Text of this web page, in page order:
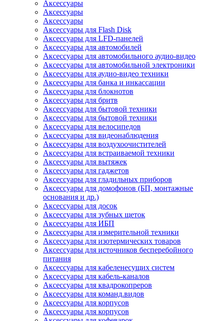
Аксессуары
Аксессуары
Аксессуары
Аксессуары для Flash Disk
Аксессуары для LFD-панелей
Аксессуары для автомобилей
Аксессуары для автомобильного аудио-видео
Аксессуары для автомобильной электроники
Аксессуары для аудио-видео техники
Аксессуары для банка и инкассации
Аксессуары для блокнотов
Аксессуары для бритв
Аксессуары для бытовой техники
Аксессуары для бытовой техники
Аксессуары для велосипедов
Аксессуары для видеонаблюдения
Аксессуары для воздухоочистителей
Аксессуары для встраиваемой техники
Аксессуары для вытяжек
Аксессуары для гаджетов
Аксессуары для гладильных приборов
Аксессуары для домофонов (БП, монтажные
основания и др.)
Аксессуары для досок
Аксессуары для зубных щеток
Аксессуары для ИБП
Аксессуары для измерительной техники
Аксессуары для изотермических товаров
Аксессуары для источников бесперебойного
питания
Аксессуары для кабеленесущих систем
Аксессуары для кабель-каналов
Аксессуары для квадрокопреров
Аксессуары для команд.видов
Аксессуары для корпусов
Аксессуары для корпусов